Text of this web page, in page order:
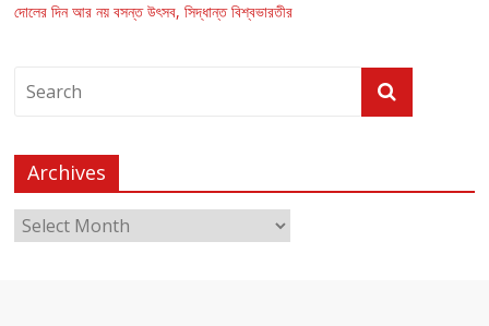
দোলের দিন আর নয় বসন্ত উৎসব, সিদ্ধান্ত বিশ্বভারতীর
Archives